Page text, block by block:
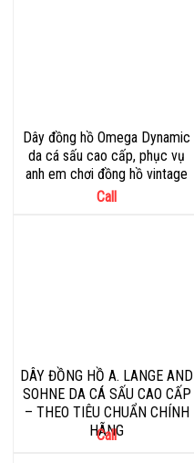
Dây đồng hồ Omega Dynamic
da cá sấu cao cấp, phục vụ
anh em chơi đồng hồ vintage
Call
DÂY ĐỒNG HỒ A. LANGE AND
SOHNE DA CÁ SẤU CAO CẤP
– THEO TIÊU CHUẨN CHÍNH
HÃNG
Call